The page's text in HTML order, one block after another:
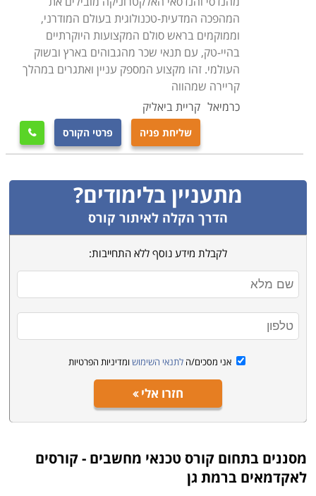
המהפכה המדעית-טכנולוגית בעולם המודרני,
וממוקמים בראש סולם המקצועות היוקרתיים
בהיי-טק, עם תנאי שכר מהגבוהים בארץ ובשוק
העולמי. זהו מקצוע המספק עניין ואתגרים במהלך
קריירה שמהווה
כרמיאל קריית ביאליק
שליחת פניה פרטי הקורס 
מתעניין בלימודים?
הדרך הקלה לאיתור קורס
לקבלת מידע נוסף ללא התחייבות:
אני מסכים/ה לתנאי השימוש ומדיניות הפרטיות
חזרו אלי
מסננים בתחום קורס טכנאי מחשבים - קורסים
לאקדמאים ברמת גן